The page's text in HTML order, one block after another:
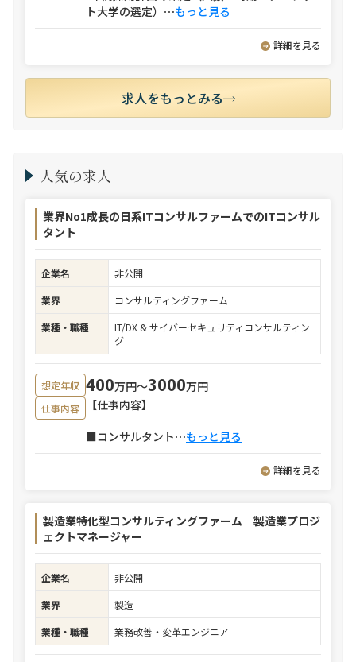
ト大学の選定） ⋯もっと見る
詳細を見る
求人をもっとみる
人気の求人
業界No1成長の日系ITコンサルファームでのITコンサル
タント
企業名
非公開
業界
コンサルティングファーム
業種・職種
IT/DX & サイバーセキュリティコンサルティン
グ
想定年収 400万円〜3000万円
仕事内容
【仕事内容】
■コンサルタント⋯もっと見る
詳細を見る
製造業特化型コンサルティングファーム 製造業プロジ
ェクトマネージャー
企業名
非公開
業界
製造
業種・職種
業務改善・変革エンジニア